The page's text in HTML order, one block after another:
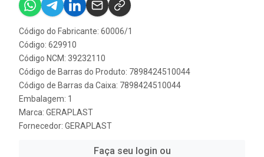
Código do Fabricante: 60006/1
Código: 629910
Código NCM: 39232110
Código de Barras do Produto: 7898424510044
Código de Barras da Caixa: 7898424510044
Embalagem: 1
Marca: GERAPLAST
Fornecedor: GERAPLAST
Faça seu login ou